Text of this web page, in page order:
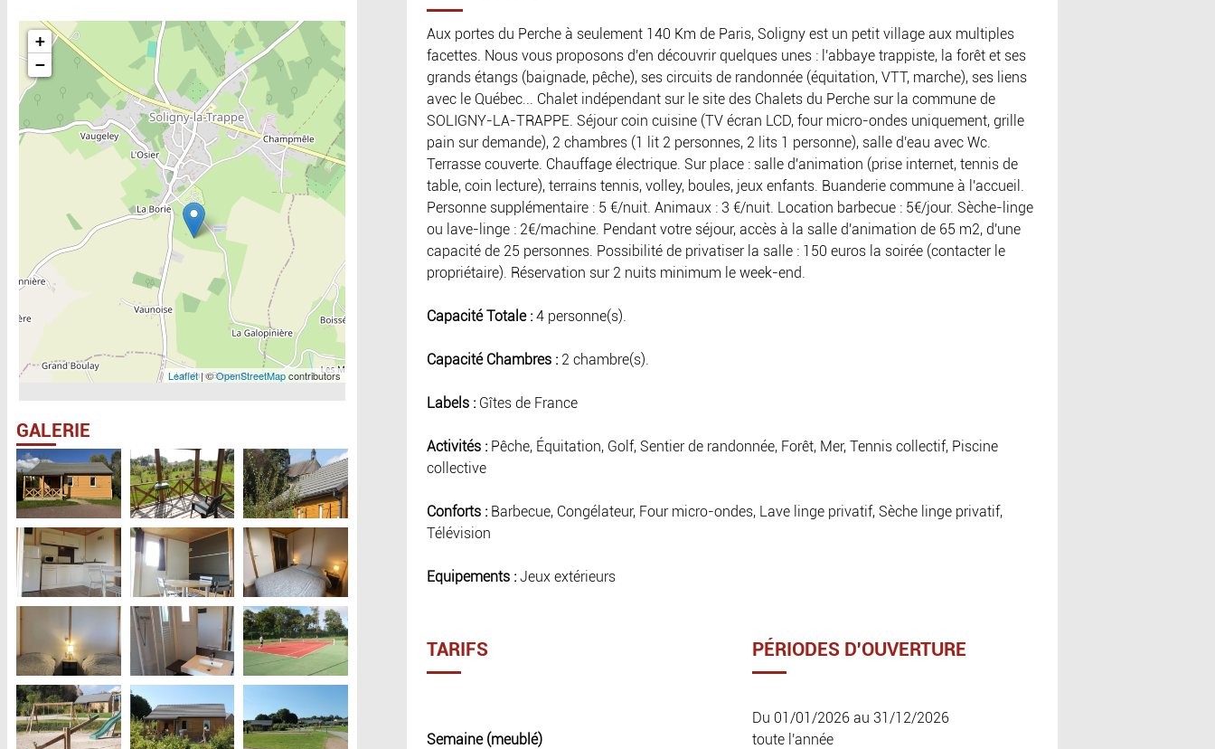
Include la carte
+
−
Leaflet| ©OpenStreetMapcontributors
GALERIE
Aux portes du Perche à seulement 140 Km de Paris, Soligny est un petit village aux multiples
facettes. Nous vous proposons d'en découvrir quelques unes : l'abbaye trappiste, la forêt et ses
grands étangs (baignade, pêche), ses circuits de randonnée (équitation, VTT, marche), ses liens
avec le Québec... Chalet indépendant sur le site des Chalets du Perche sur la commune de
SOLIGNY-LA-TRAPPE. Séjour coin cuisine (TV écran LCD, four micro-ondes uniquement, grille
pain sur demande), 2 chambres (1 lit 2 personnes, 2 lits 1 personne), salle d'eau avec Wc.
Terrasse couverte. Chauffage électrique. Sur place : salle d'animation (prise internet, tennis de
table, coin lecture), terrains tennis, volley, boules, jeux enfants. Buanderie commune à l'accueil.
Personne supplémentaire : 5 €/nuit. Animaux : 3 €/nuit. Location barbecue : 5€/jour. Sèche-linge
ou lave-linge : 2€/machine. Pendant votre séjour, accès à la salle d'animation de 65 m2, d'une
capacité de 25 personnes. Possibilité de privatiser la salle : 150 euros la soirée (contacter le
propriétaire). Réservation sur 2 nuits minimum le week-end.
Capacité Totale : 4 personne(s).
Capacité Chambres : 2 chambre(s).
Labels : Gîtes de France
Activités : Pêche, Équitation, Golf, Sentier de randonnée, Forêt, Mer, Tennis collectif, Piscine
collective
Conforts : Barbecue, Congélateur, Four micro-ondes, Lave linge privatif, Sèche linge privatif,
Télévision
Equipements : Jeux extérieurs
TARIFS
Semaine (meublé)
PÉRIODES D'OUVERTURE
Du 01/01/2026 au 31/12/2026
toute l'année